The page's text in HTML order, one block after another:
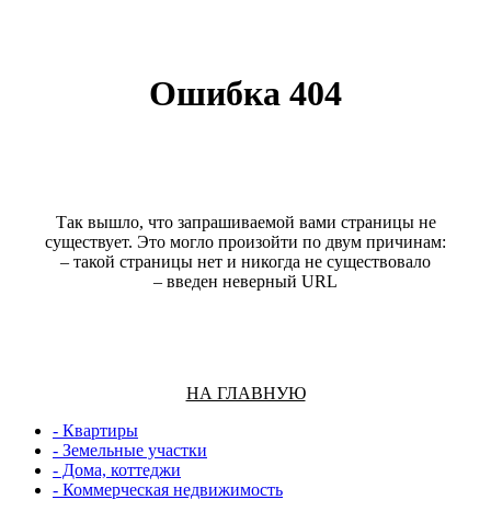
Ошибка 404
Так вышло, что запрашиваемой вами страницы не
сущеcтвует. Это могло произойти по двум причинам:
– такой страницы нет и никогда не сущеcтвовало
– введен неверный URL
НА ГЛАВНУЮ
- Квартиры
- Земельные участки
- Дома, коттеджи
- Коммерческая недвижимость